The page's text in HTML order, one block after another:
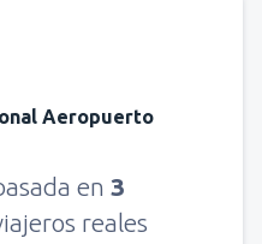
Aeropuerto
en 3
reales